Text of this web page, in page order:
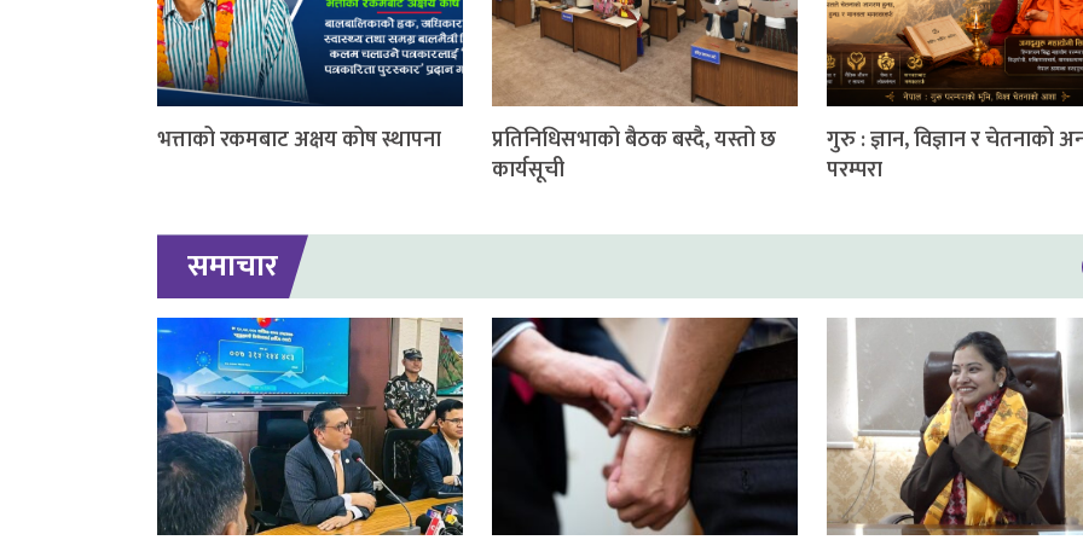
भत्ताको रकमबाट अक्षय कोष स्थापना
प्रतिनिधिसभाको बैठक बस्दै, यस्तो छ
कार्यसूची
गुरु : ज्ञान, विज्ञान र चेतनाको
परम्परा
समाचार